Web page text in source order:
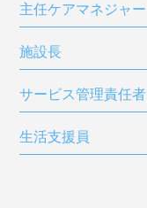
主任ケアマネジャー
施設長
サービス管理責任者
生活支援員